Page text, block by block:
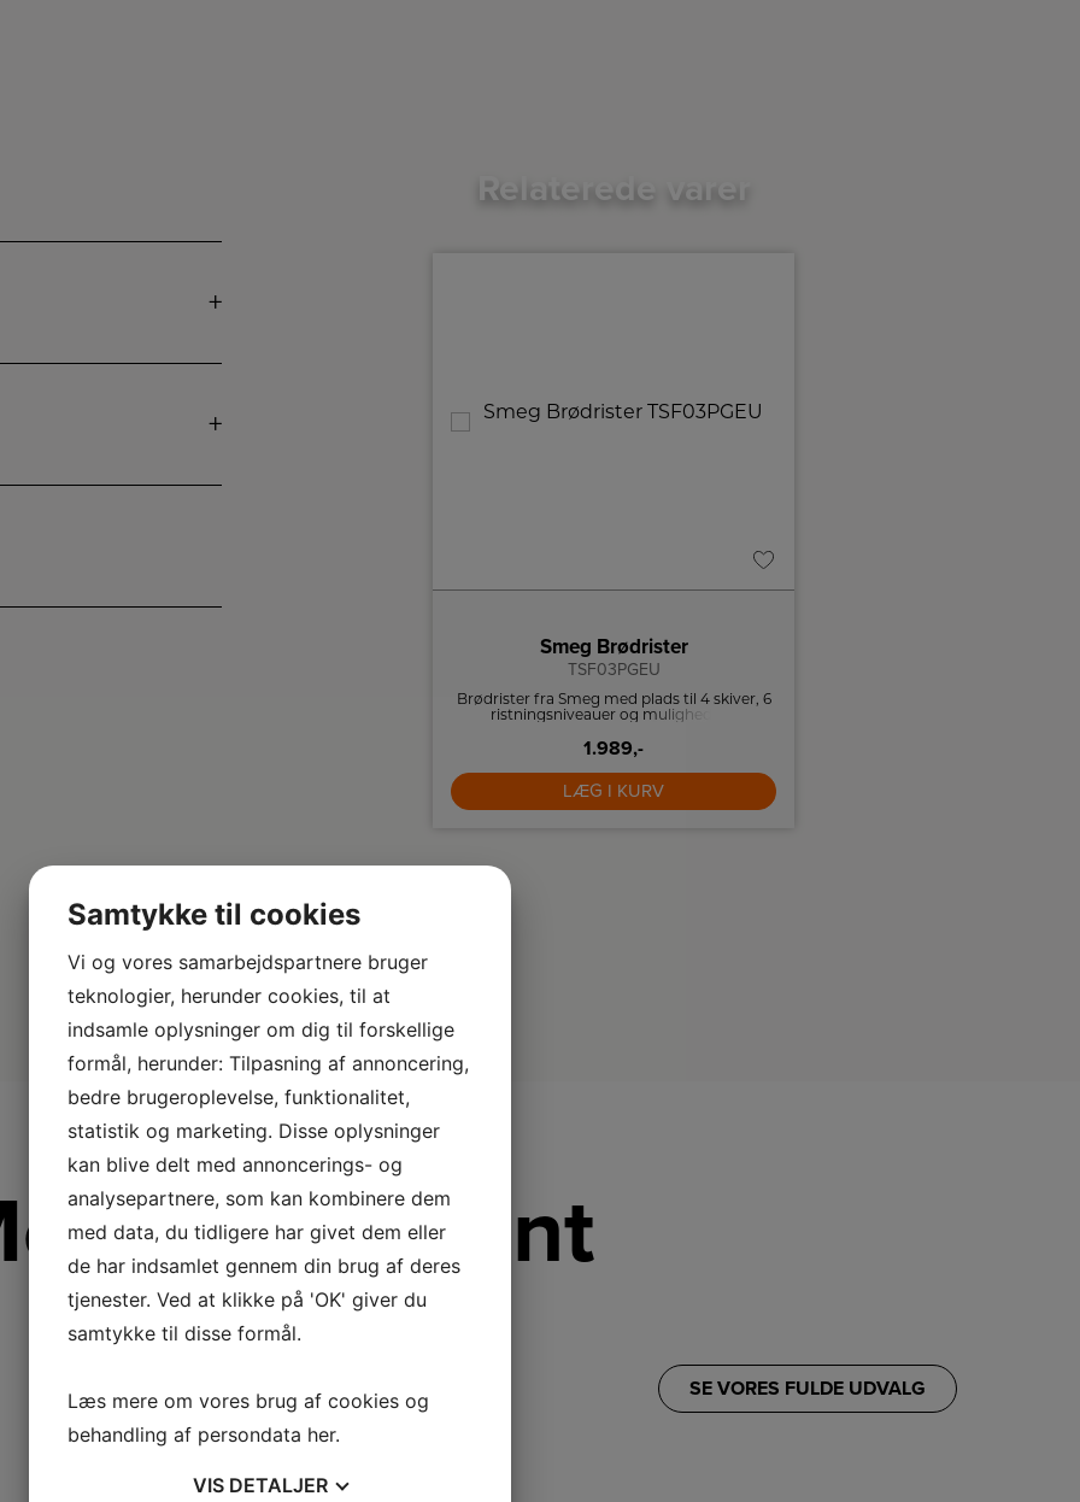
Relaterede varer
Smeg Brødrister
TSF03PGEU
Brødrister fra Smeg med plads til 4 skiver, 6
ristningsniveauer og mulighed for
funktionen giver dig mulighed for at riste
kun den ene side af brødet.
1.989,-
LÆG I KURV
fra Instant
SE VORES FULDE UDVALG
Samtykke til cookies
Vi og vores samarbejdspartnere bruger
teknologier, herunder cookies, til at
indsamle oplysninger om dig til forskellige
formål, herunder: Tilpasning af annoncering,
bedre brugeroplevelse, funktionalitet,
statistik og marketing. Disse oplysninger
kan blive delt med annoncerings- og
analysepartnere, som kan kombinere dem
med data, du tidligere har givet dem eller
de har indsamlet gennem din brug af deres
tjenester. Ved at klikke på 'OK' giver du
samtykke til disse formål.
Læs mere om vores brug af cookies og
behandling af persondata her.
VIS DETALJER